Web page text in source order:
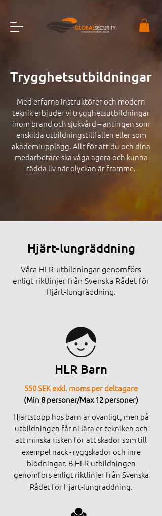
Trygghetsutbildningar
Med erfarna instruktörer och modern
teknik erbjuder vi trygghetsutbildningar
inom brand och sjukvård – antingen som
enskilda utbildningstillfällen eller som
akademiupplägg. Allt för att du och dina
medarbetare ska våga agera och kunna
rädda liv när olyckan är framme.
Hjärt-lungräddning
Våra HLR-utbildningar genomförs
enligt riktlinjer från Svenska Rådet för
Hjärt-lungräddning.
HLR Barn
550 SEK exkl. moms per deltagare
(Min 8 personer/Max 12 personer)
Hjärtstopp hos barn är ovanligt, men på
utbildningen får ni lära er tekniken och
att minska risken för att skador som till
exempel nack - ryggskador och inre
blödningar. B-HLR-utbildningen
genomförs enligt riktlinjer från Svenska
Rådet för Hjärt-lungräddning.